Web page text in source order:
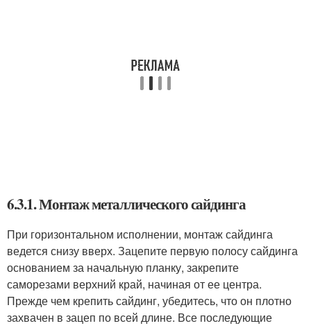
6.3.1. Монтаж металлического сайдинга
При горизонтальном исполнении, монтаж сайдинга
ведется снизу вверх. Зацепите первую полосу сайдинга
основанием за начальную планку, закрепите
саморезами верхний край, начиная от ее центра.
Прежде чем крепить сайдинг, убедитесь, что он плотно
захвачен в зацеп по всей длине. Все последующие